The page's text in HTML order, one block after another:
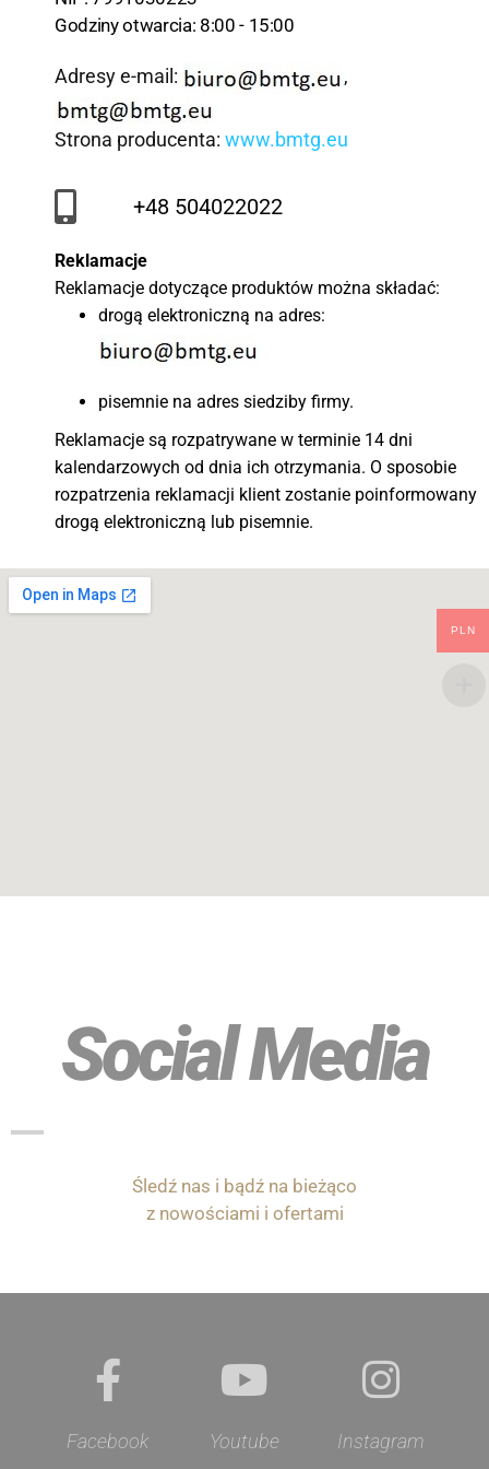
Godziny otwarcia: 8:00 - 15:00
Adresy e-mail: ,
Strona producenta: www.bmtg.eu
+48 504022022
Reklamacje
Reklamacje dotyczące produktów można składać:
drogą elektroniczną na adres:
pisemnie na adres siedziby firmy.
Reklamacje są rozpatrywane w terminie 14 dni
kalendarzowych od dnia ich otrzymania. O sposobie
rozpatrzenia reklamacji klient zostanie poinformowany
drogą elektroniczną lub pisemnie.
Social Media
Śledź nas i bądź na bieżąco
z nowościami i ofertami
Facebook Youtube Instagram
PLN